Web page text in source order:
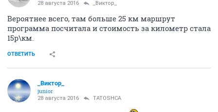
28 августа 2016 _Виктор_
Вероятнее всего, там больше 25 км маршрут
программа посчитала и стоимость за километр стала
15р\км.
ОТВЕТИТЬ
_Виктор_
juniоr
28 августа 2016 TATOSHCA